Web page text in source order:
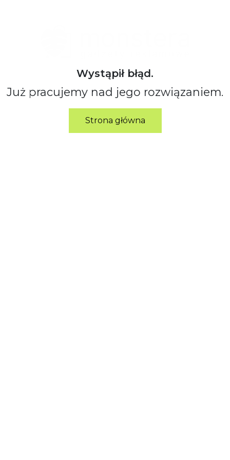
Wystąpił błąd.
Już pracujemy nad jego rozwiązaniem.
Strona główna